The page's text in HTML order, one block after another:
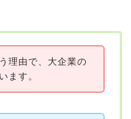
理由で、大企業の
ます。